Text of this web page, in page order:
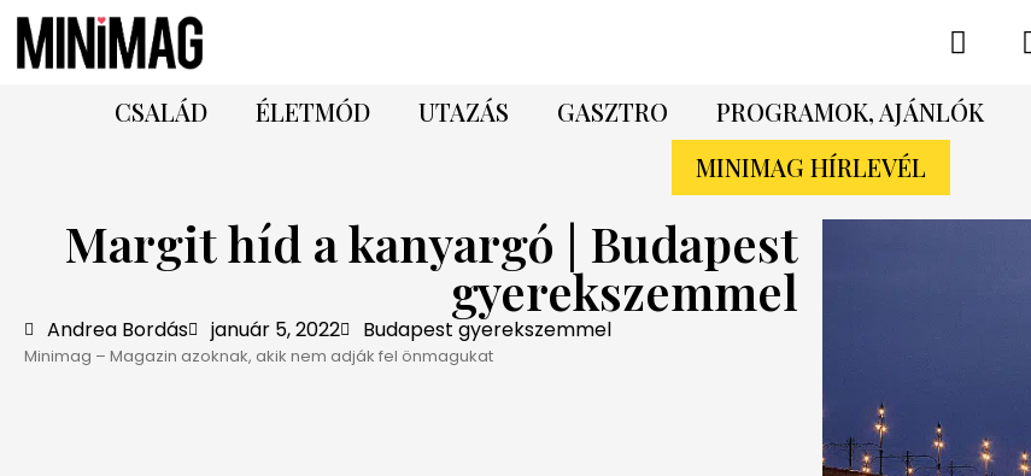
CSALÁD ÉLETMÓD UTAZÁS GASZTRO PROGRAMOK, AJÁNLÓK
MINIMAG HÍRLEVÉL
Margit híd a kanyargó | Budapest
gyerekszemmel
Andrea Bordás január 5, 2022 Budapest gyerekszemmel
Minimag – Magazin azoknak, akik nem adják fel önmagukat